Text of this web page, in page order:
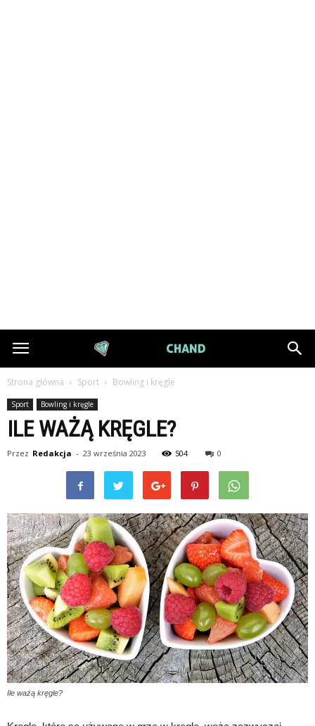
DiamondChand.pl
Strona główna Sport Bowling i kręgle
Sport Bowling i kręgle
ILE WAŻĄ KRĘGLE?
Przez Redakcja - 23 września 2023 504 0
Ile ważą kręgle?